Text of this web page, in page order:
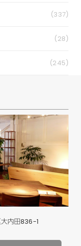
(337)
(28)
(245)
内田836-1